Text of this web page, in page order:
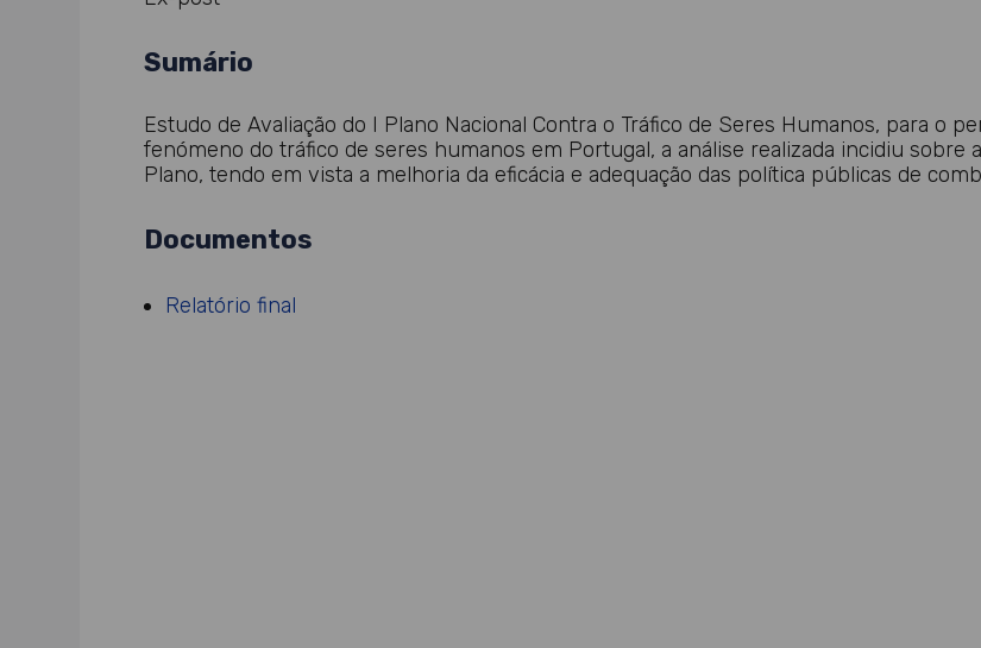
Sumário
Estudo de Avaliação do I Plano Nacional Contra o Tráfico de Seres Humanos, para o
fenómeno do tráfico de seres humanos em Portugal, a análise realizada incidiu sobre
Plano, tendo em vista a melhoria da eficácia e adequação das política públicas de
Documentos
Relatório final